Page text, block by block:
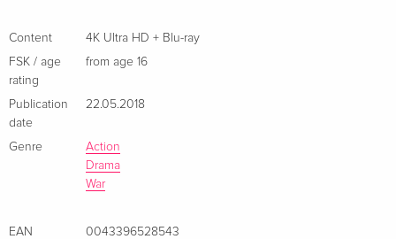
4K Mastered, Steelbook, 2 Blu-rays
German
Standard edition
French
Standard edition
Content
4K Ultra HD + Blu-ray
FSK / age
rating
from age 16
Publication
date
22.05.2018
Genre
Action
Drama
War
EAN
0043396528543